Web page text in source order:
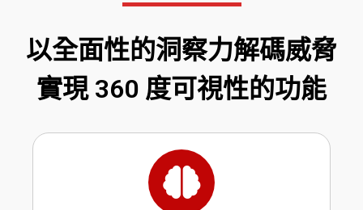
以全面性的洞察力解碼威脅
實現 360 度可視性的功能